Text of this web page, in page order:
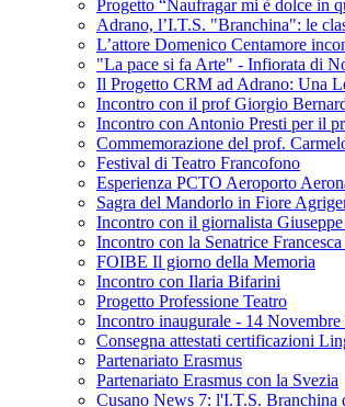
Progetto “Naufragar mi è dolce in
Adrano, l’I.T.S. "Branchina": le
L’attore Domenico Centamore
"La pace si fa Arte" - Infiorata di
Il Progetto CRM ad Adrano: Una
Incontro con il prof Giorgio
Incontro con Antonio Presti per il
Commemorazione del prof.
Festival di Teatro Francofono
Esperienza PCTO Aeroporto
Sagra del Mandorlo in Fiore
Incontro con il giornalista
Incontro con la Senatrice
FOIBE Il giorno della Memoria
Incontro con Ilaria Bifarini
Progetto Professione Teatro
Incontro inaugurale - 14 Novembre
Consegna attestati certificazioni
Partenariato Erasmus
Partenariato Erasmus con la Svezia
Cusano News 7: l'I.T.S.